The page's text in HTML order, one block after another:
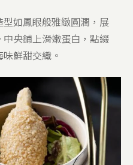
如鳳眼般雅緻圓潤，展
中央鋪上滑嫩蛋白，點綴
鮮甜交織。